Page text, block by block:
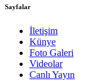
Sayfalar
İletişim
Künye
Foto Galeri
Videolar
Canlı Yayın